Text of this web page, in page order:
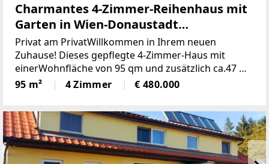
Charmantes 4-Zimmer-Reihenhaus mit
Garten in Wien-Donaustadt
(Provisionsfrei)
Privat am PrivatWillkommen in Ihrem neuen
Zuhause! Dieses gepflegte 4-Zimmer-Haus mit
einerWohnfläche von 95 qm und zusätzlich ca.47 m2
Keller einem großzügigen Grundstückvon 197 qm
bietet Ihnen und Ihrer Familie den idealen
95 m² 4 Zimmer € 480.000